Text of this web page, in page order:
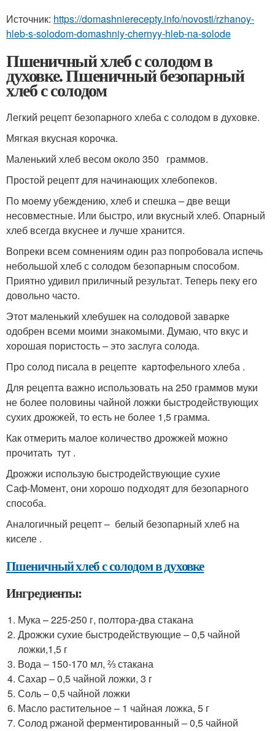
Источник: https://domashnierecepty.info/novosti/rzhanoy-
hleb-s-solodom-domashniy-chernyy-hleb-na-solode
Пшеничный хлеб с солодом в
духовке. Пшеничный безопарный
хлеб с солодом
Легкий рецепт безопарного хлеба с солодом в духовке.
Мягкая вкусная корочка.
Маленький хлеб весом около 350 граммов.
Простой рецепт для начинающих хлебопеков.
По моему убеждению, хлеб и спешка – две вещи
несовместные. Или быстро, или вкусный хлеб. Опарный
хлеб всегда вкуснее и лучше хранится.
Вопреки всем сомнениям один раз попробовала испечь
небольшой хлеб с солодом безопарным способом.
Приятно удивил приличный результат. Теперь пеку его
довольно часто.
Этот маленький хлебушек на солодовой заварке
одобрен всеми моими знакомыми. Думаю, что вкус и
хорошая пористость – это заслуга солода.
Про солод писала в рецепте картофельного хлеба .
Для рецепта важно использовать на 250 граммов муки
не более половины чайной ложки быстродействующих
сухих дрожжей, то есть не более 1,5 грамма.
Как отмерить малое количество дрожжей можно
прочитать тут .
Дрожжи использую быстродействующие сухие
Саф‑Момент, они хорошо подходят для безопарного
способа.
Аналогичный рецепт – белый безопарный хлеб на
киселе .
Пшеничный хлеб с солодом в духовке
Ингредиенты:
Мука – 225‑250 г, полтора‑два стакана
Дрожжи сухие быстродействующие – 0,5 чайной
ложки,1,5 г
Вода – 150‑170 мл, ⅔ стакана
Сахар – 0,5 чайной ложки, 3 г
Соль – 0,5 чайной ложки
Масло растительное – 1 чайная ложка, 5 г
Солод ржаной ферментированный – 0,5 чайной